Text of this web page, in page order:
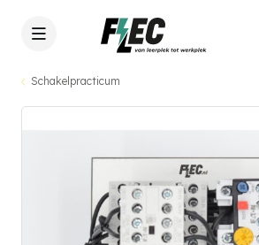
Schakelpracticum